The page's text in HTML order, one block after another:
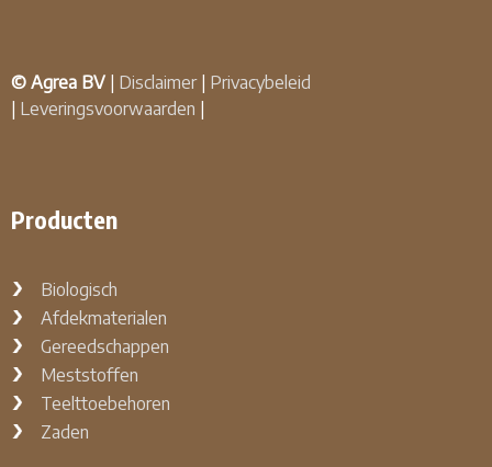
© Agrea BV Disclaimer| Privacybeleid
Leveringsvoorwaarden
Producten
Biologisch
Afdekmaterialen
Gereedschappen
Meststoffen
Teelttoebehoren
Zaden